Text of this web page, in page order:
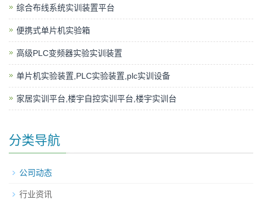
综合布线系统实训装置平台
便携式单片机实验箱
高级PLC变频器实验实训装置
单片机实验装置,PLC实验装置,plc实训设备
家居实训平台,楼宇自控实训平台,楼宇实训台
分类导航
公司动态
行业资讯